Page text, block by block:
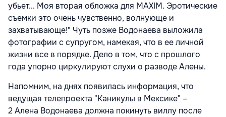
убьет... Моя вторая обложка для MAXIM. Эротические
съемки это очень чувственно, волнующе и
захватывающе!" Чуть позже Водонаева выложила
фотографии с супругом, намекая, что в ее личной
жизни все в порядке. Дело в том, что с прошлого
года упорно циркулируют слухи о разводе Алены.
Напомним, на днях появилась информация, что
ведущая телепроекта "Каникулы в Мексике" –
2 Алена Водонаева должна покинуть виллу после